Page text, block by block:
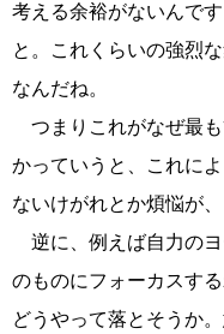
考える余裕がないんで
と。これくらいの強烈
なんだね。
つまりこれがなぜ最
かっていうと、これに
ないけがれとか煩悩が
逆に、例えば自力の
のものにフォーカスす
どうやって落とそうか